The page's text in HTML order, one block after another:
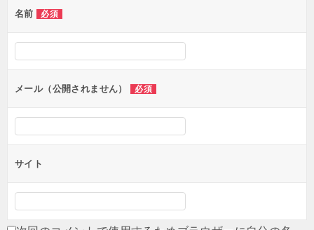
ー
シ
ン
名前 必須
メール（公開されません） 必須
サイト